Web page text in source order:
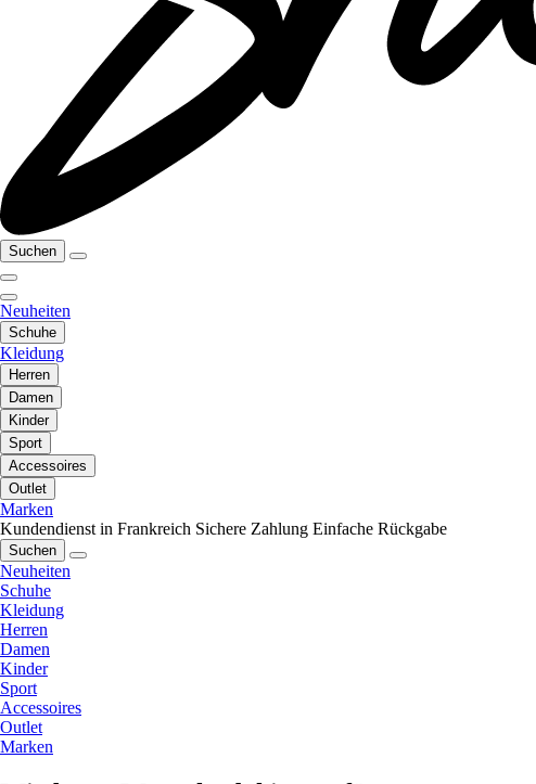
Suchen
Neuheiten
Schuhe
Kleidung
Herren
Damen
Kinder
Sport
Accessoires
Outlet
Marken
Kundendienst in Frankreich Sichere Zahlung Einfache Rückgabe
Suchen
Neuheiten
Schuhe
Kleidung
Herren
Damen
Kinder
Sport
Accessoires
Outlet
Marken